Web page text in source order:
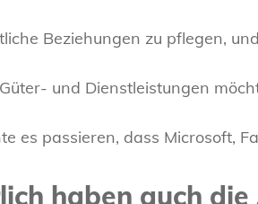
Beziehungen zu pflegen,
und Dienstleistungen
es passieren, dass Microsoft,
haben auch